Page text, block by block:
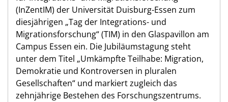
(InZentIM) der Universität Duisburg-Essen zum
diesjährigen „Tag der Integrations- und
Migrationsforschung“ (TIM) in den Glaspavillon am
Campus Essen ein. Die Jubiläumstagung steht
unter dem Titel „Umkämpfte Teilhabe: Migration,
Demokratie und Kontroversen in pluralen
Gesellschaften“ und markiert zugleich das
zehnjährige Bestehen des Forschungszentrums.